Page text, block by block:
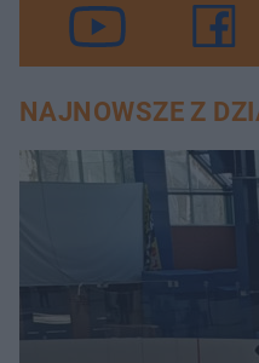
NAJNOWSZE Z